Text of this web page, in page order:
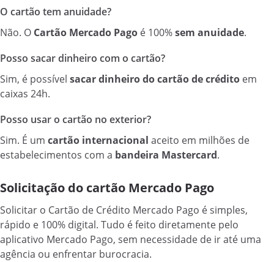
O cartão tem anuidade?
Não. O Cartão Mercado Pago é 100%sem anuidade.
Posso sacar dinheiro com o cartão?
Sim, é possível sacar dinheiro do cartão de crédito em
caixas 24h.
Posso usar o cartão no exterior?
Sim. É um cartão internacional aceito em milhões de
estabelecimentos com a bandeira Mastercard.
Solicitação do cartão Mercado Pago
Solicitar o Cartão de Crédito Mercado Pago é simples,
rápido e 100% digital. Tudo é feito diretamente pelo
aplicativo Mercado Pago, sem necessidade de ir até uma
agência ou enfrentar burocracia.